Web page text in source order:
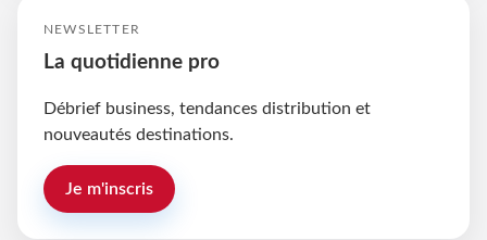
NEWSLETTER
La quotidienne pro
Débrief business, tendances distribution et
nouveautés destinations.
Je m'inscris